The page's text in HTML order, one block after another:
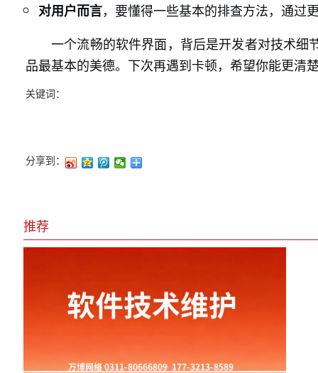
对用户而言，要懂得一些基本的排查方法，通过
一个流畅的软件界面，背后是开发者对技术
品最基本的美德。下次再遇到卡顿，希望你能更清
关键词：
分享到：
推荐